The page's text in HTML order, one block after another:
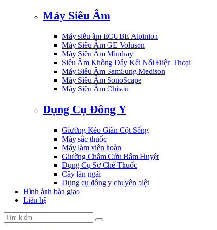
Máy Siêu Âm
Máy siêu âm ECUBE Alpinion
Máy Siêu Âm GE Voluson
Máy Siêu Âm Mindray
Siêu Âm Không Dây Kết Nối Điện Thoại
Máy Siêu Âm SamSung Medison
Máy Siêu Âm SonoScape
Máy Siêu Âm Chison
Dụng Cụ Đông Y
Giường Kéo Giãn Cột Sống
Máy sắc thuốc
Máy làm viên hoàn
Giường Châm Cứu Bấm Huyệt
Dụng Cụ Sơ Chế Thuốc
Cây lăn ngải
Dụng cụ đông y chuyên biệt
Hình ảnh bàn giao
Liên hệ